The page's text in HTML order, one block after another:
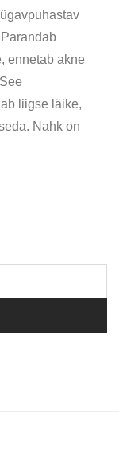
ennetab akne
liigse läike,
Nahk on